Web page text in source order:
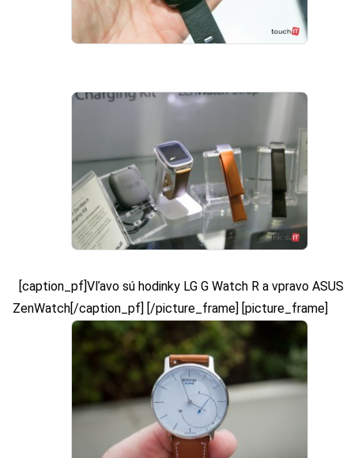
[caption_pf]Vľavo sú hodinky LG G Watch R a vpravo ASUS
ZenWatch[/caption_pf] [/picture_frame] [picture_frame]